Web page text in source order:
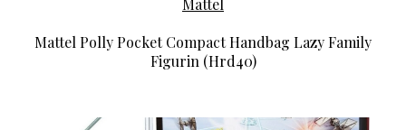
Mattel
Mattel Polly Pocket Compact Handbag Lazy Family
Figurin (Hrd40)